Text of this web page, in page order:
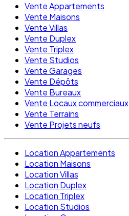
Vente Appartements
Vente Maisons
Vente Villas
Vente Duplex
Vente Triplex
Vente Studios
Vente Garages
Vente Dépôts
Vente Bureaux
Vente Locaux commerciaux
Vente Terrains
Vente Projets neufs
Location Appartements
Location Maisons
Location Villas
Location Duplex
Location Triplex
Location Studios